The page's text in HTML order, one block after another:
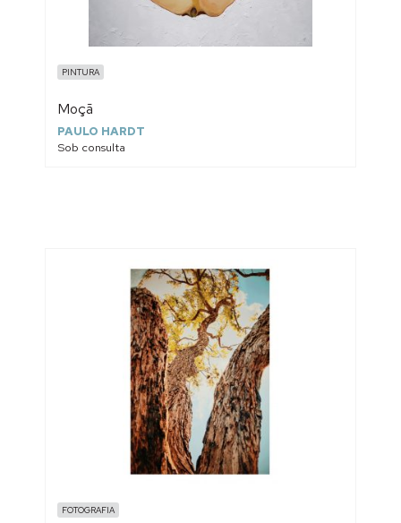
PINTURA
Moçã
PAULO HARDT
Sob consulta
FOTOGRAFIA